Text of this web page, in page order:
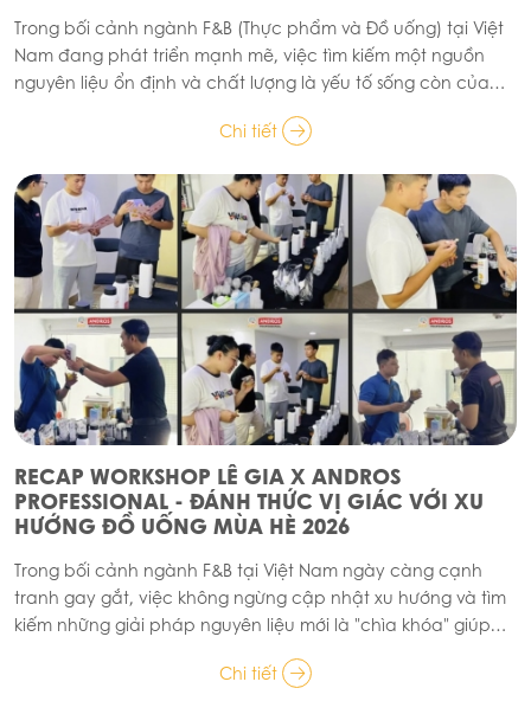
Trong bối cảnh ngành F&B (Thực phẩm và Đồ uống) tại Việt
Nam đang phát triển mạnh mẽ, việc tìm kiếm một nguồn
nguyên liệu ổn định và chất lượng là yếu tố sống còn của
bạn đồng hành tin cậy của các quán cà phê, trà sữa và
những ly đồ uống hoàn hảo.
Chi tiết
RECAP WORKSHOP LÊ GIA X ANDROS
PROFESSIONAL - ĐÁNH THỨC VỊ GIÁC VỚI XU
HƯỚNG ĐỒ UỐNG MÙA HÈ 2026
Trong bối cảnh ngành F&B tại Việt Nam ngày càng cạnh
tranh gay gắt, việc không ngừng cập nhật xu hướng và tìm
kiếm những giải pháp nguyên liệu mới là "chìa khóa" giúp
các chủ quán đứng vững. Vừa qua, ngày 19/04/2026, Công
ty Cổ phần Kinh doanh TM XNK Lê Gia đã phối hợp cùng
Chi tiết